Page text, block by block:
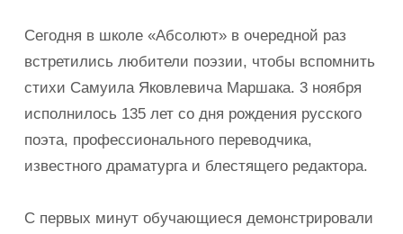
Сегодня в школе «Абсолют» в очередной раз
встретились любители поэзии, чтобы вспомнить
стихи Самуила Яковлевича Маршака. 3 ноября
исполнилось 135 лет со дня рождения русского
поэта, профессионального переводчика,
известного драматурга и блестящего редактора.
С первых минут обучающиеся демонстрировали